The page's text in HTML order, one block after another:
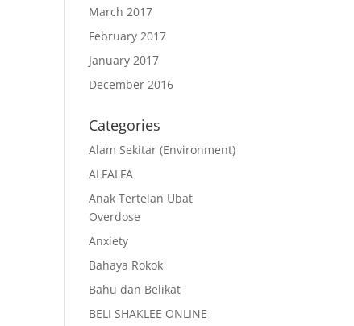
March 2017
February 2017
January 2017
December 2016
Categories
Alam Sekitar (Environment)
ALFALFA
Anak Tertelan Ubat
Overdose
Anxiety
Bahaya Rokok
Bahu dan Belikat
BELI SHAKLEE ONLINE